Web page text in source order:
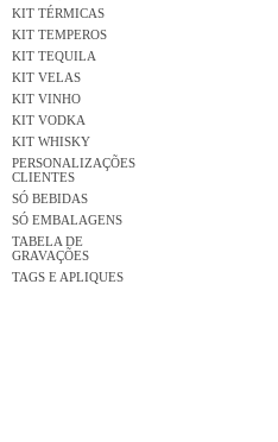
KIT TÉRMICAS
KIT TEMPEROS
KIT TEQUILA
KIT VELAS
KIT VINHO
KIT VODKA
KIT WHISKY
PERSONALIZAÇÕES
CLIENTES
SÓ BEBIDAS
SÓ EMBALAGENS
TABELA DE
GRAVAÇÕES
TAGS E APLIQUES